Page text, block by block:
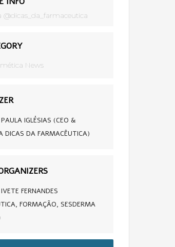
@dicas_da_farmaceutica
News
IGLÉSIAS (CEO &
DICAS DA FARMACÊUTICA)
FERNANDES
FORMAÇÃO, SESDERMA